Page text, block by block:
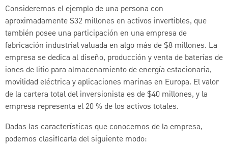
Consideremos el ejemplo de una persona con
aproximadamente $32 millones en activos invertibles, que
también posee una participación en una empresa de
fabricación industrial valuada en algo más de $8 millones. La
empresa se dedica al diseño, producción y venta de baterías de
iones de litio para almacenamiento de energía estacionaria,
movilidad eléctrica y aplicaciones marinas en Europa. El valor
de la cartera total del inversionista es de $40 millones, y la
empresa representa el 20 % de los activos totales.
Dadas las características que conocemos de la empresa,
podemos clasificarla del siguiente modo: